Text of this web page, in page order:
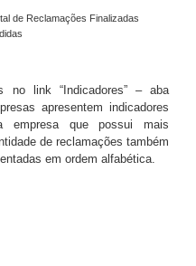
de Reclamações Finalizadas
no link “Indicadores” – aba
apresentem indicadores
empresa que possui mais
de reclamações também
em ordem alfabética.